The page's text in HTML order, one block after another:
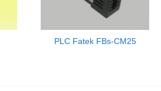
PLC Fatek FBs-CM25